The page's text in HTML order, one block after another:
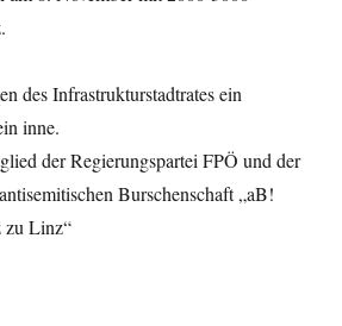
des Infrastrukturstadtrates ein
inne.
der Regierungspartei FPÖ und der
Burschenschaft „aB!
zu Linz“